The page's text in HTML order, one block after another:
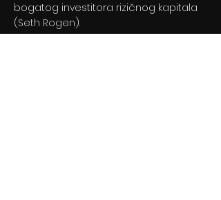
bogatog investitora rizičnog kapitala
(Seth Rogen).